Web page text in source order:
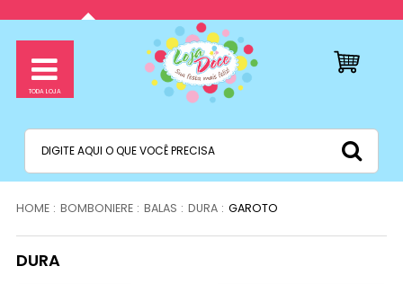
BOMBONIERE BALAS DURA GAROTO
DURA